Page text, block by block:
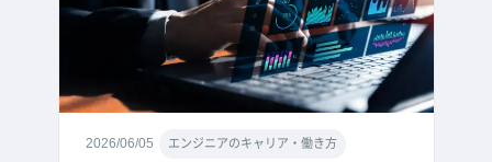
2026/06/05 エンジニアのキャリア・働き方